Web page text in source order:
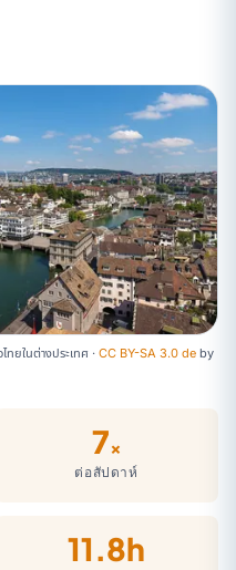
ยในต่างประเทศ · CC BY-SA 3.0 de by
7×
ต่อสัปดาห์
11.8h